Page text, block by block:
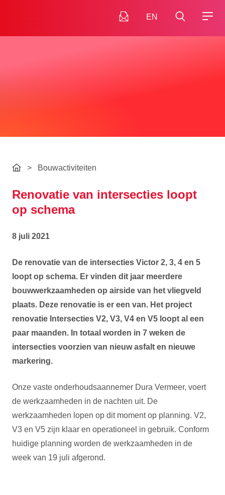
EN
> Bouwactiviteiten
Renovatie van intersecties loopt
op schema
8 juli 2021
De renovatie van de intersecties Victor 2, 3, 4 en 5
loopt op schema. Er vinden dit jaar meerdere
bouwwerkzaamheden op airside van het vliegveld
plaats. Deze renovatie is er een van. Het project
renovatie Intersecties V2, V3, V4 en V5 loopt al een
paar maanden. In totaal worden in 7 weken de
intersecties voorzien van nieuw asfalt en nieuwe
markering.
Onze vaste onderhoudsaannemer Dura Vermeer, voert
de werkzaamheden in de nachten uit. De
werkzaamheden lopen op dit moment op planning. V2,
V3 en V5 zijn klaar en operationeel in gebruik. Conform
huidige planning worden de werkzaamheden in de
week van 19 juli afgerond.